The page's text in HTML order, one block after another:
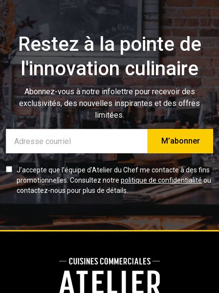
Restez à la pointe de
l'innovation culinaire
Abonnez-vous à notre infolettre pour recevoir des
exclusivités, des nouvelles inspirantes et des offres
limitées.
mail
J’accepte que l’équipe d'Atelier du Chef me contacte à des fins
promotionnelles. Consultez notre politique de confidentialitéou
contactez-nous pour plus de détails.